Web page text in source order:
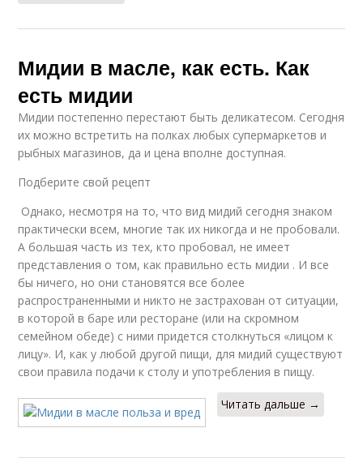
Мидии в масле, как есть. Как
есть мидии
Мидии постепенно перестают быть деликатесом. Сегодня
их можно встретить на полках любых супермаркетов и
рыбных магазинов, да и цена вполне доступная.
Подберите свой рецепт
Однако, несмотря на то, что вид мидий сегодня знаком
практически всем, многие так их никогда и не пробовали.
А большая часть из тех, кто пробовал, не имеет
представления о том, как правильно есть мидии . И все
бы ничего, но они становятся все более
распространенными и никто не застрахован от ситуации,
в которой в баре или ресторане (или на скромном
семейном обеде) с ними придется столкнуться «лицом к
лицу». И, как у любой другой пищи, для мидий существуют
свои правила подачи к столу и употребления в пищу.
Читать дальше →